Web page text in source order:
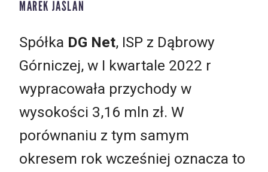
MAREK JAŚLAN
Spółka DG Net, ISP z Dąbrowy
Górniczej, w I kwartale 2022 r
wypracowała przychody w
wysokości 3,16 mln zł. W
porównaniu z tym samym
okresem rok wcześniej oznacza to